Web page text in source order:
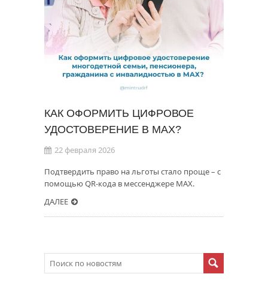
КАК ОФОРМИТЬ ЦИФРОВОЕ
УДОСТОВЕРЕНИЕ В MAX?
22 февраля 2026
Подтвердить право на льготы стало проще – с
помощью QR-кода в мессенджере МАХ.
ДАЛЕЕ